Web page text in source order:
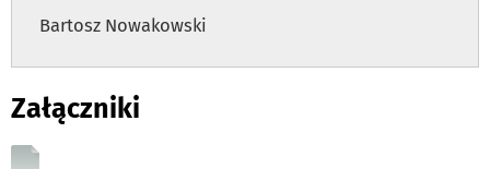
Bartosz Nowakowski
Załączniki